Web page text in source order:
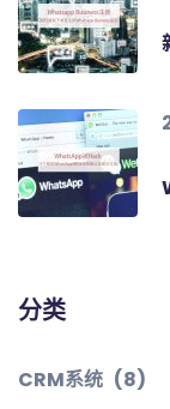
分类
CRM系统 (8)